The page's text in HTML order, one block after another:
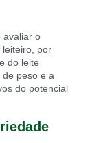
avaliar o
leiteiro, por
do leite
peso e a
do potencial